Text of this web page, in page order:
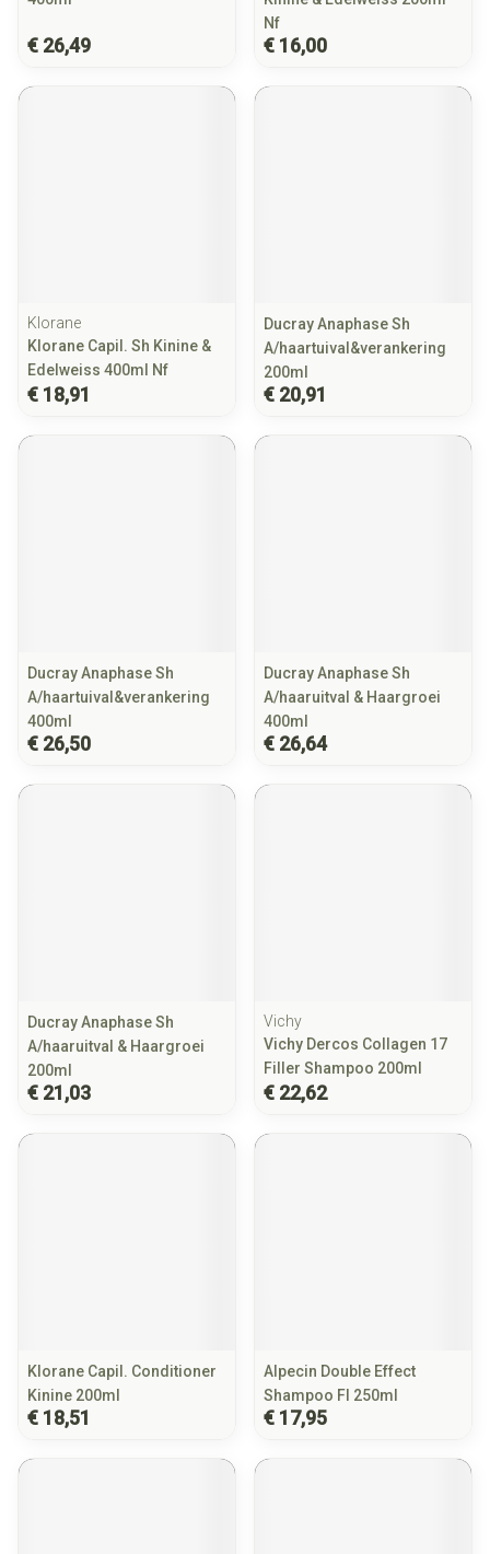
€ 26,49
Nf
€ 16,00
Klorane
Klorane Capil. Sh Kinine &
Edelweiss 400ml Nf
€ 18,91
Ducray Anaphase Sh
A/haartuival&verankering
200ml
€ 20,91
Ducray Anaphase Sh
A/haartuival&verankering
400ml
€ 26,50
Ducray Anaphase Sh
A/haaruitval & Haargroei
400ml
€ 26,64
Ducray Anaphase Sh
A/haaruitval & Haargroei
200ml
€ 21,03
Vichy
Vichy Dercos Collagen 17
Filler Shampoo 200ml
€ 22,62
Klorane Capil. Conditioner
Kinine 200ml
€ 18,51
Alpecin Double Effect
Shampoo Fl 250ml
€ 17,95